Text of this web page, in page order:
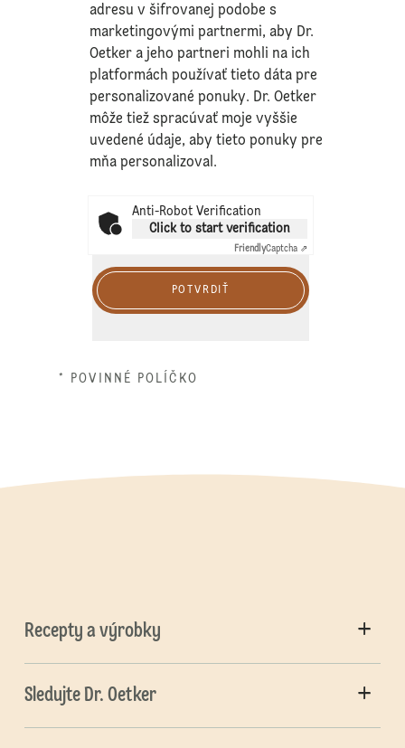
adresu v šifrovanej podobe s
marketingovými partnermi, aby Dr.
Oetker a jeho partneri mohli na ich
platformách používať tieto dáta pre
personalizované ponuky. Dr. Oetker
môže tiež spracúvať moje vyššie
uvedené údaje, aby tieto ponuky pre
mňa personalizoval.
Anti-Robot Verification
Click to start verification
FriendlyCaptcha ⇗
POTVRDIŤ
* POVINNÉ POLÍČKO
Recepty a výrobky
Sledujte Dr. Oetker